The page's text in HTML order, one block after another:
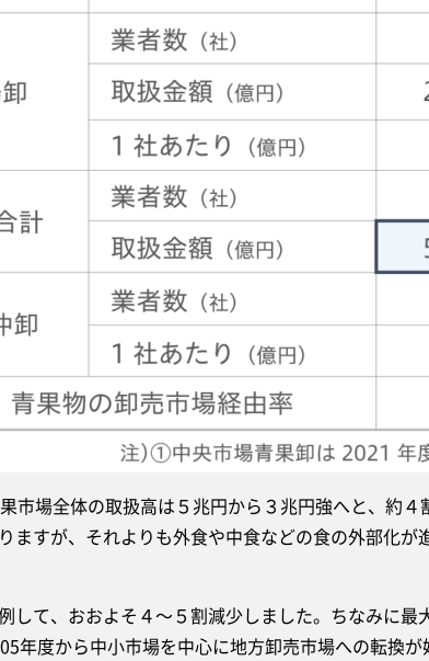
市場全体の取扱高は５兆円から３兆円強へと、約
ますが、それよりも外食や中食などの食の外部化
して、おおよそ４～５割減少しました。ちなみに最
年度から中小市場を中心に地方卸売市場への転換